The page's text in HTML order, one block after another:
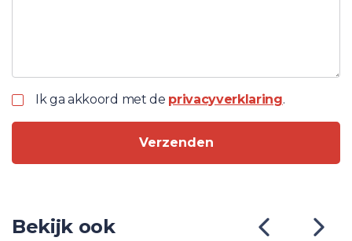
Ik ga akkoord met de privacyverklaring.
Verzenden
Bekijk ook